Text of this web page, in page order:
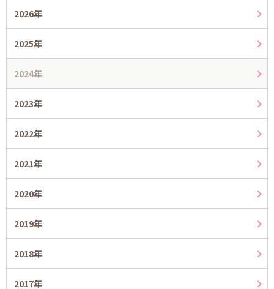
2026年
2025年
2024年
2023年
2022年
2021年
2020年
2019年
2018年
2017年